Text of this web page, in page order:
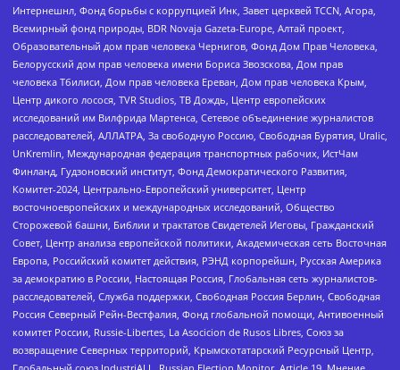
Интернешнл, Фонд борьбы с коррупцией Инк, Завет церквей TCCN, Агора,
Всемирный фонд природы, BDR Novaja Gazeta-Europe, Алтай проект,
Образовательный дом прав человека Чернигов, Фонд Дом Прав Человека,
Белорусский дом прав человека имени Бориса Звозскова, Дом прав
человека Тбилиси, Дом прав человека Ереван, Дом прав человека Крым,
Центр дикого лосося, TVR Studios, ТВ Дождь, Центр европейских
исследований им Вилфрида Мартенса, Сетевое объединение журналистов
расследователей, АЛЛАТРА, За свободную Россию, Свободная Бурятия, Uralic,
UnKremlin, Международная федерация транспортных рабочих, ИстЧам
Финланд, Гудзоновский институт, Фонд Демократического Развития,
Комитет-2024, Центрально-Европейский университет, Центр
восточноевропейских и международных исследований, Общество
Сторожевой башни, Библии и трактатов Свидетелей Иеговы, Гражданский
Совет, Центр анализа европейской политики, Академическая сеть Восточная
Европа, Российский комитет действия, РЭНД корпорейшн, Русская Америка
за демократию в России, Настоящая Россия, Глобальная сеть журналистов-
расследователей, Служба поддержки, Свободная Россия Берлин, Свободная
Россия Северный Рейн-Вестфалия, Фонд глобальной помощи, Антивоенный
комитет России, Russie-Libertes, La Asocicion de Rusos Libres, Союз за
возвращение Северных территорий, Крымскотатарский Ресурсный Центр,